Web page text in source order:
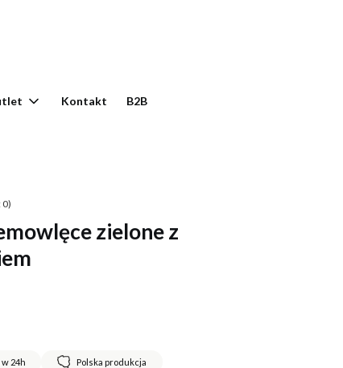
Zobacz szczegóły
Kontakt B2B
0)
zielone z
24h Polska produkcja